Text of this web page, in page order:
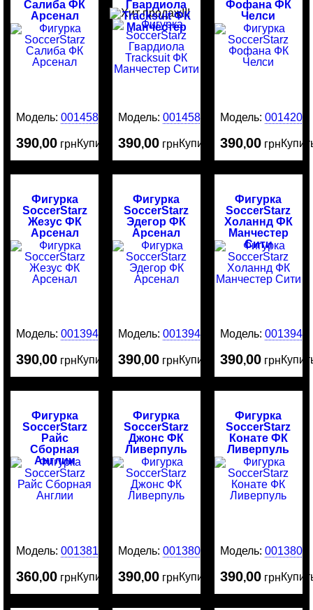
Салиба ФК
Арсенал
Модель:0014586
390,00 грнКупить
Гвардиола
Tracksuit ФК
Манчестер
Сити
Модель:0014585
390,00 грнКупить
Фофана ФК
Челси
Модель: 0014204
390,00 грн
Фигурка
SoccerStarz
Жезус ФК
Арсенал
Модель:0013949
390,00 грнКупить
Фигурка
SoccerStarz
Эдегор ФК
Арсенал
Модель:0013946
390,00 грнКупить
Фигурка
SoccerStarz
Холаннд ФК
Манчестер
Сити
Модель: 0013945
390,00 грн
Фигурка
SoccerStarz
Райс
Сборная
Англии
Модель:0013818
360,00 грнКупить
Фигурка
SoccerStarz
Джонс ФК
Ливерпуль
Модель:0013808
390,00 грнКупить
Фигурка
SoccerStarz
Конате ФК
Ливерпуль
Модель: 0013805
390,00 грн